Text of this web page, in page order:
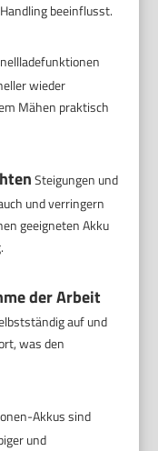
beeinflusst.
wieder
Mähen praktisch
Steigungen und
und verringern
geeigneten Akku
der Arbeit
auf und
was den
Akkus sind
und